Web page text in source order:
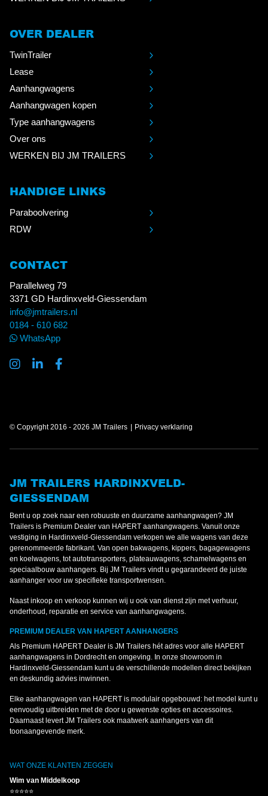
OVER DEALER
TwinTrailer
Lease
Aanhangwagens
Aanhangwagen kopen
Type aanhangwagens
Over ons
WERKEN BIJ JM TRAILERS
HANDIGE LINKS
Paraboolvering
RDW
CONTACT
Parallelweg 79
3371 GD Hardinxveld-Giessendam
info@jmtrailers.nl
0184 - 610 682
WhatsApp
© Copyright 2016 - 2026 JM Trailers Privacy verklaring
JM TRAILERS HARDINXVELD-
GIESSENDAM
Bent u op zoek naar een robuuste en duurzame aanhangwagen? JM
Trailers is Premium Dealer van HAPERT aanhangwagens. Vanuit onze
vestiging in Hardinxveld-Giessendam verkopen we alle wagens van deze
gerenommeerde fabrikant. Van open bakwagens, kippers, bagagewagens
en koelwagens, tot autotransporters, plateauwagens, schamelwagens en
speciaalbouw aanhangers. Bij JM Trailers vindt u gegarandeerd de juiste
aanhanger voor uw specifieke transportwensen.
Naast inkoop en verkoop kunnen wij u ook van dienst zijn met verhuur,
onderhoud, reparatie en service van aanhangwagens.
PREMIUM DEALER VAN HAPERT AANHANGERS
Als Premium HAPERT Dealer is JM Trailers hét adres voor alle HAPERT
aanhangwagens in Dordrecht en omgeving. In onze showroom in
Hardinxveld-Giessendam kunt u de verschillende modellen direct bekijken
en deskundig advies inwinnen.
Elke aanhangwagen van HAPERT is modulair opgebouwd: het model kunt u
eenvoudig uitbreiden met de door u gewenste opties en accessoires.
Daarnaast levert JM Trailers ook maatwerk aanhangers van dit
toonaangevende merk.
WAT ONZE KLANTEN ZEGGEN
Wim van Middelkoop
⭐⭐⭐⭐⭐